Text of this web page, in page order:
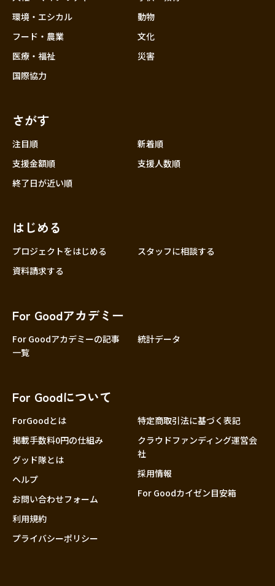
近畿
中国
大分
環境・エシカル
フード・農業
医療・福祉
国際協力
動物
文化
災害
さがす
注目順
新着順
支援金額順
支援人数順
終了日が近い順
はじめる
プロジェクトをはじめる
スタッフに相談する
資料請求する
For Goodアカデミー
For Goodアカデミーの記事
一覧
統計データ
For Goodについて
ForGoodとは
掲載手数料0円の仕組み
グッド隊とは
ヘルプ
お問い合わせフォーム
利用規約
プライバシーポリシー
特定商取引法に基づく表記
クラウドファンディング運営会
社
採用情報
For Goodカイゼン目安箱